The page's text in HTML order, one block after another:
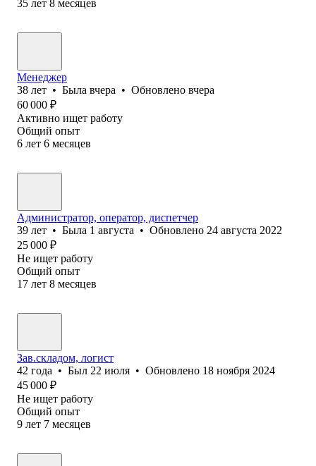
35 лет 8 месяцев
Менеджер
38 лет • Была вчера • Обновлено вчера
60 000 ₽
Активно ищет работу
Общий опыт
6 лет 6 месяцев
Администратор, оператор, диспетчер
39 лет • Была 1 августа • Обновлено 24 августа 2022
25 000 ₽
Не ищет работу
Общий опыт
17 лет 8 месяцев
Зав.складом, логист
42 года • Был 22 июля • Обновлено 18 ноября 2024
45 000 ₽
Не ищет работу
Общий опыт
9 лет 7 месяцев